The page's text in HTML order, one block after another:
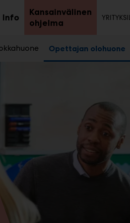
Opettajan olohuone
InfoAvaa
Kansainvälinen
ohjelma
Avaa